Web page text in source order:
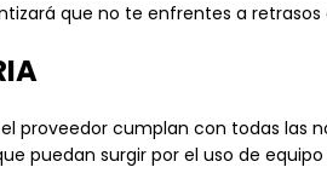
que no te enfrentes a
proveedor cumplan con todas las
puedan surgir por el uso de